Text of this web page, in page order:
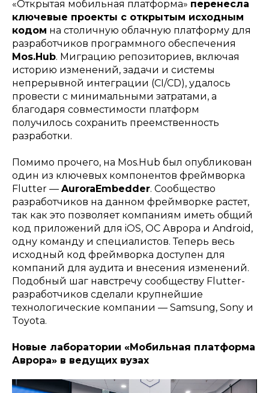
«Открытая мобильная платформа» перенесла
ключевые проекты с открытым исходным
кодом на столичную облачную платформу для
разработчиков программного обеспечения
Mos.Hub. Миграцию репозиториев, включая
историю изменений, задачи и системы
непрерывной интеграции (CI/CD), удалось
провести с минимальными затратами, а
благодаря совместимости платформ
получилось сохранить преемственность
разработки.
Помимо прочего, на Mos.Hub был опубликован
один из ключевых компонентов фреймворка
Flutter — AuroraEmbedder. Сообщество
разработчиков на данном фреймворке растет,
так как это позволяет компаниям иметь общий
код приложений для iOS, ОС Аврора и Android,
одну команду и специалистов. Теперь весь
исходный код фреймворка доступен для
компаний для аудита и внесения изменений.
Подобный шаг навстречу сообществу Flutter-
разработчиков сделали крупнейшие
технологические компании — Samsung, Sony и
Toyota.
Новые лаборатории «Мобильная платформа
Аврора» в ведущих вузах